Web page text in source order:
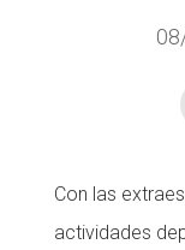
Con las
actividades